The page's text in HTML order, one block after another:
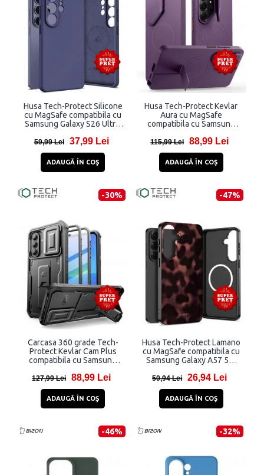
Husa Tech-Protect Silicone
cu MagSafe compatibila cu
Samsung Galaxy S26 Ultra,
59,99 Lei 37,99 Lei
ADAUGĂ ÎN COŞ
Husa Tech-Protect Kevlar
Aura cu MagSafe
compatibila cu Samsung
115,99 Lei 88,99 Lei
ADAUGĂ ÎN COŞ
-30%
Carcasa 360 grade Tech-
Protect Kevlar Cam Plus
compatibila cu Samsung
127,99 Lei 88,99 Lei
ADAUGĂ ÎN COŞ
-47%
Husa Tech-Protect Lamano
cu MagSafe compatibila cu
Samsung Galaxy A57 5G,
50,94 Lei 26,94 Lei
ADAUGĂ ÎN COŞ
-46% -32%